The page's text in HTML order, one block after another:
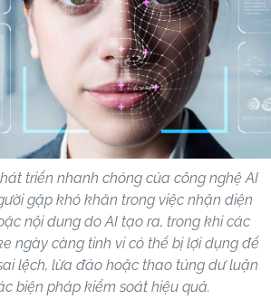
triển nhanh chóng của công nghệ AI
gặp khó khăn trong việc nhận diện
nội dung do AI tạo ra, trong khi các
ngày càng tinh vi có thể bị lợi dụng để
lệch, lừa đảo hoặc thao túng dư luận
biện pháp kiểm soát hiệu quả.